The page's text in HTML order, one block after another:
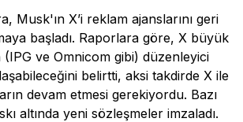
Musk'ın X’i reklam ajanslarını geri
başladı. Raporlara göre, X büyük
ve Omnicom gibi) düzenleyici
belirtti, aksi takdirde X ile
devam etmesi gerekiyordu. Bazı
altında yeni sözleşmeler imzaladı.